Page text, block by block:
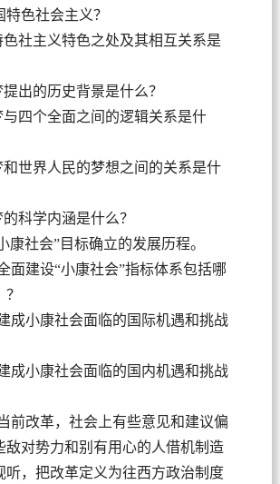
色社会主义？
色社主义特色之处及其相互关系是
出的历史背景是什么？
与四个全面之间的逻辑关系是什
和世界人民的梦想之间的关系是什
科学内涵是什么？
康社会”目标确立的发展历程。
面建设“小康社会”指标体系包括哪
成小康社会面临的国际机遇和挑战
成小康社会面临的国内机遇和挑战
前改革，社会上有些意见和建议偏
敌对势力和别有用心的人借机制造
听，把改革定义为往西方政治制度